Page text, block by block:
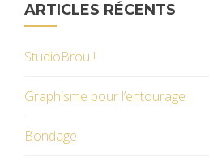
ARTICLES RÉCENTS
StudioBrou !
Graphisme pour l’entourage
Bondage